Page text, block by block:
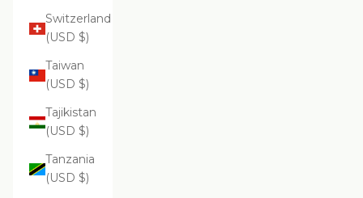
Switzerland
(USD $)
Taiwan
(USD $)
Tajikistan
(USD $)
Tanzania
(USD $)